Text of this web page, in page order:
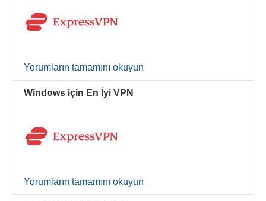
Yorumların tamamını okuyun
Windows için En İyi VPN
Yorumların tamamını okuyun